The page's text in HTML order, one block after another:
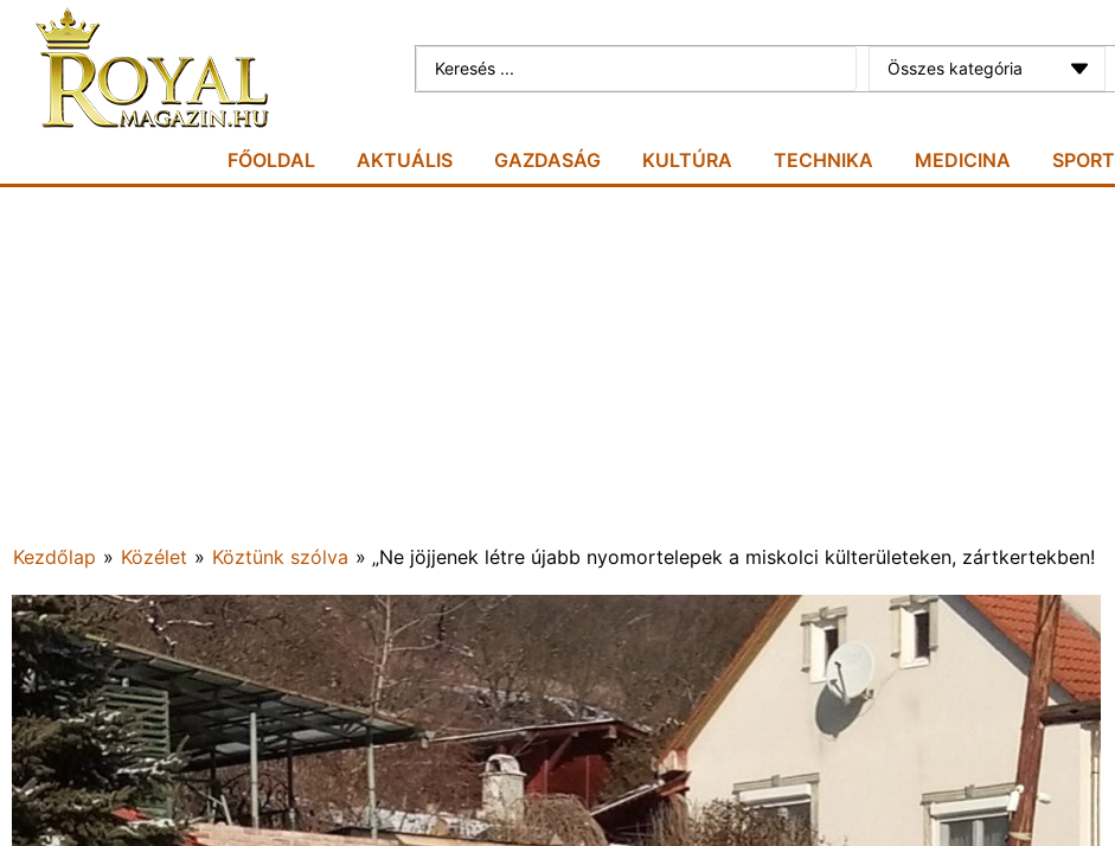
Összes kategória
FŐOLDAL AKTUÁLIS GAZDASÁG KULTÚRA TECHNIKA MEDICINA SPORT
Kezdőlap » Közélet » Köztünk szólva » „Ne jöjjenek létre újabb nyomortelepek a miskolci külterületeken, zártkertekben!